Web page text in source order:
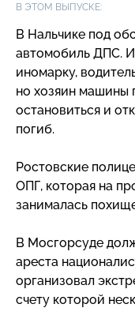
В ЭТОМ ВЫПУСКЕ:
В Нальчике под
автомобиль ДПС.
иномарку,
но хозяин машины
остановиться и
погиб.
Ростовские
ОПГ, которая на
занималась
В Мосгорсуде
ареста
организовал
счету которой